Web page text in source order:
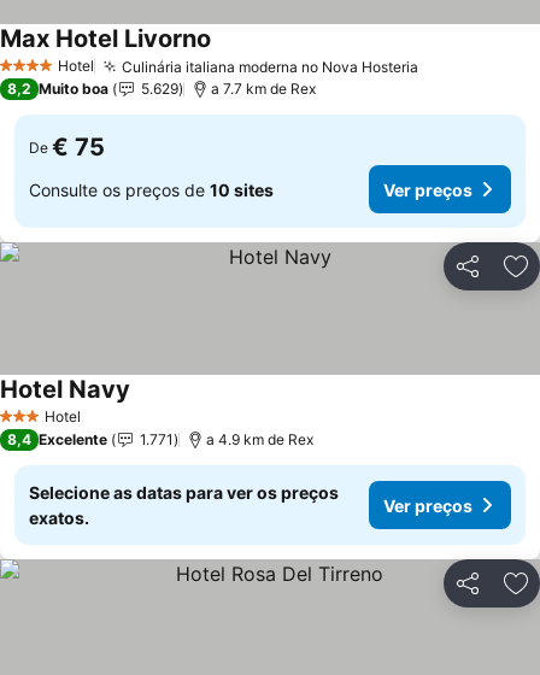
4 EstrelasHotel Culinária italiana moderna no Nova Hosteria
Max Hotel Livorno
8,2 Muito boa 5.629 a 7.7 km de Rex
De € 75
Consulte os preços de 10 sites Ver preços
Partilhar
3 EstrelasHotel
Hotel Navy
8,4 Excelente 1.771 a 4.9 km de Rex
Selecione as datas para ver os preços
exatos.
Ver preços
Partilhar